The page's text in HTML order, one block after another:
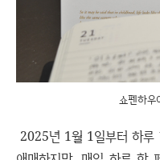
쇼펜하우
2025년 1월 1일부터 하루